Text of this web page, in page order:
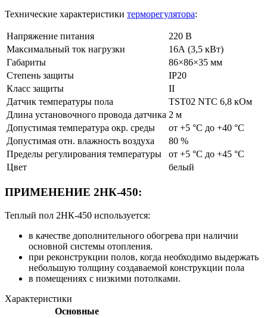
Технические характеристики терморегулятора:
Напряжение питания
220 В
Максимальный ток нагрузки
16А (3,5 кВт)
Габариты
86×86×35 мм
Степень защиты
IP20
Класс защиты
II
Датчик температуры пола
TST02 NTC 6,8 кОм
Длина установочного провода датчика 2 м
Допустимая температура окр. среды
от +5 °С до +40 °C
Допустимая отн. влажность воздуха
80 %
Пределы регулирования температуры
от +5 °С до +45 °C
Цвет
белый
ПРИМЕНЕНИЕ 2НК-450:
Теплый пол 2НК-450 используется:
в качестве дополнительного обогрева при наличии
основной системы отопления.
при реконструкции полов, когда необходимо выдержать
небольшую толщину создаваемой конструкции пола
в помещениях с низкими потолками.
Характеристики
Основные